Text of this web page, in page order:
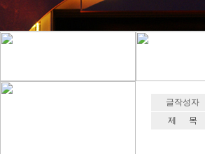
글작성자
제 목